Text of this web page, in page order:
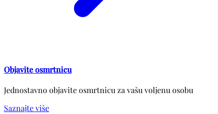
Objavite osmrtnicu
Jednostavno objavite osmrtnicu za vašu voljenu osobu
Saznajte više